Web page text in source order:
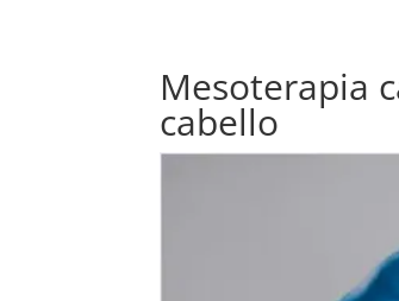
Mesoterapia
cabello